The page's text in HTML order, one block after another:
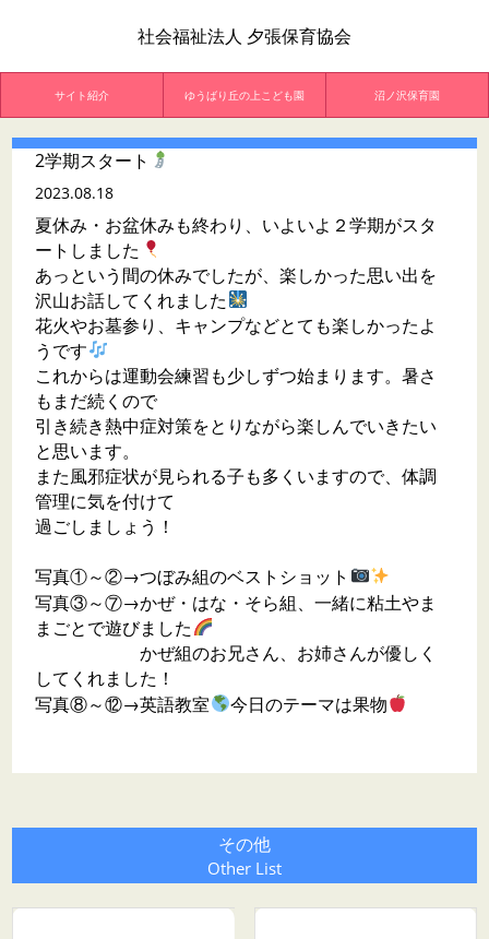
社会福祉法人 夕張保育協会
サイト紹介 ゆうばり丘の上こども園 沼ノ沢保育園
2学期スタート
2023.08.18
夏休み・お盆休みも終わり、いよいよ２学期がスタ
ートしました
あっという間の休みでしたが、楽しかった思い出を
沢山お話してくれました
花火やお墓参り、キャンプなどとても楽しかったよ
うです
これからは運動会練習も少しずつ始まります。暑さ
もまだ続くので
引き続き熱中症対策をとりながら楽しんでいきたい
と思います。
また風邪症状が見られる子も多くいますので、体調
管理に気を付けて
過ごしましょう！
写真①～②→つぼみ組のベストショット
写真③～⑦→かぜ・はな・そら組、一緒に粘土やま
まごとで遊びました
かぜ組のお兄さん、お姉さんが優しく
してくれました！
写真⑧～⑫→英語教室
今日のテーマは果物
その他
Other List